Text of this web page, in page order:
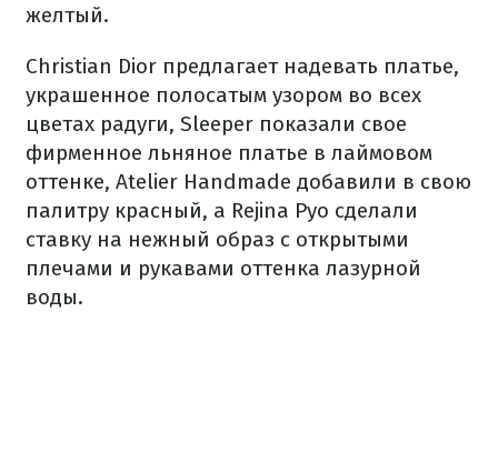
желтый.
Christian Dior предлагает надевать платье,
украшенное полосатым узором во всех
цветах радуги, Sleeper показали свое
фирменное льняное платье в лаймовом
оттенке, Atelier Handmade добавили в свою
палитру красный, а Rejina Pyo сделали
ставку на нежный образ с открытыми
плечами и рукавами оттенка лазурной
воды.